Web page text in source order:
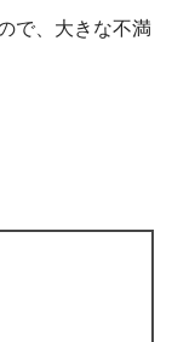
で、大きな不満